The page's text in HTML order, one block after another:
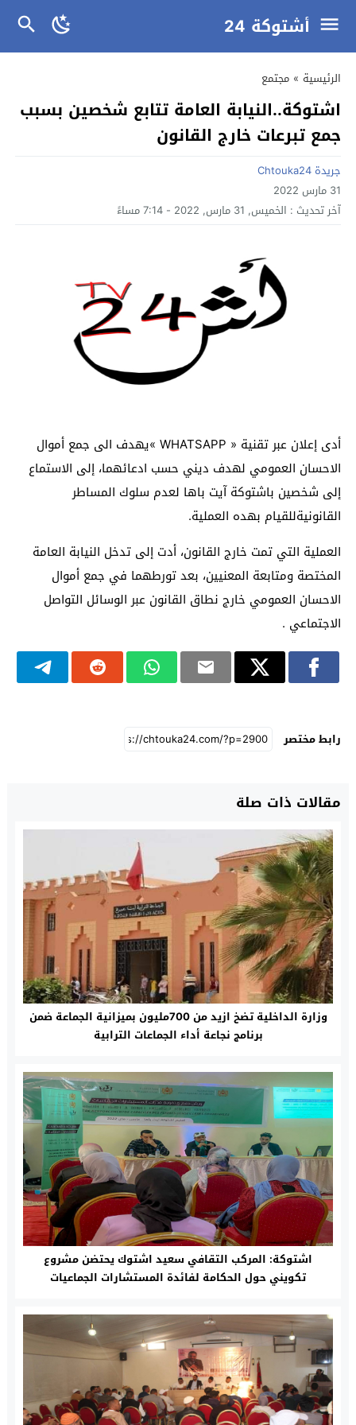
أشتوكة 24
الرئيسية » مجتمع
اشتوكة..النيابة العامة تتابع شخصين بسبب
جمع تبرعات خارج القانون
جريدة Chtouka24
31 مارس 2022
آخر تحديث : الخميس, 31 مارس, 2022 - 7:14 مساءً
أدى إعلان عبر تقنية « WHATSAPP »يهدف الى جمع أموال
الاحسان العمومي لهدف ديني حسب ادعائهما، إلى الاستماع
إلى شخصين باشتوكة آيت باها لعدم سلوك المساطر
القانونيةللقيام بهده العملية.
العملية التي تمت خارج القانون، أدت إلى تدخل النيابة العامة
المختصة ومتابعة المعنيين، بعد تورطهما في جمع أموال
الاحسان العمومي خارج نطاق القانون عبر الوسائل التواصل
الاجتماعي .
رابط مختصر
مقالات ذات صلة
وزارة الداخلية تضخ ازيد من 700مليون بميزانية الجماعة ضمن
برنامج نجاعة أداء الجماعات الترابية
اشتوكة: المركب التقافي سعيد اشتوك يحتضن مشروع
تكويني حول الحكامة لفائدة المستشارات الجماعيات